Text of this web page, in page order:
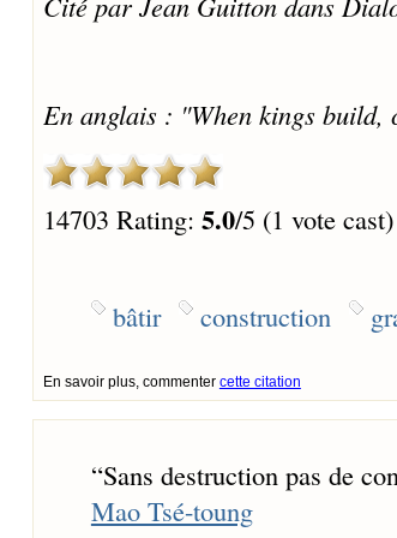
En anglais : "When kings build,
14703 Rating: 5.0/5 (1 vote cast)
bâtir construction
En savoir plus, commenter cette citation
“Sans destruction pas de
Mao Tsé-toung